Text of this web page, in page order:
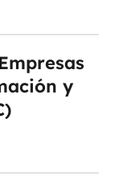
y